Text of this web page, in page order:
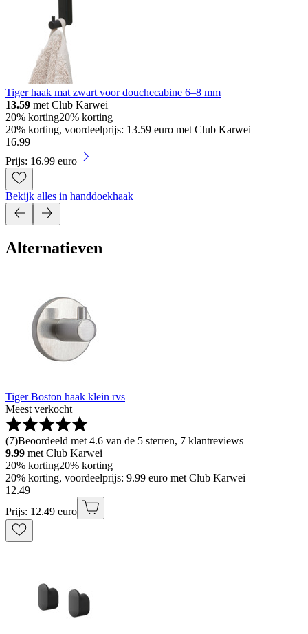
Tiger haak mat zwart voor douchecabine 6–8 mm
13.59 met Club Karwei
20% korting20% korting
20% korting, voordeelprijs: 13.59 euro met Club Karwei
16.99
Prijs: 16.99 euro
Bekijk alles in handdoekhaak
Alternatieven
Tiger Boston haak klein rvs
Meest verkocht
(7)Beoordeeld met 4.6 van de 5 sterren, 7 klantreviews
9.99 met Club Karwei
20% korting20% korting
20% korting, voordeelprijs: 9.99 euro met Club Karwei
12.49
Prijs: 12.49 euro